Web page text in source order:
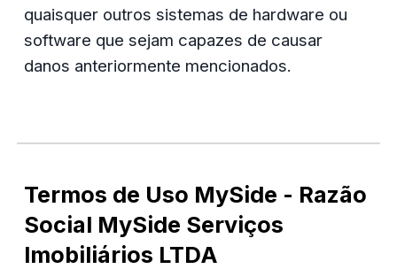
quaisquer outros sistemas de hardware ou
software que sejam capazes de causar
danos anteriormente mencionados.
Termos de Uso MySide - Razão
Social MySide Serviços
Imobiliários LTDA